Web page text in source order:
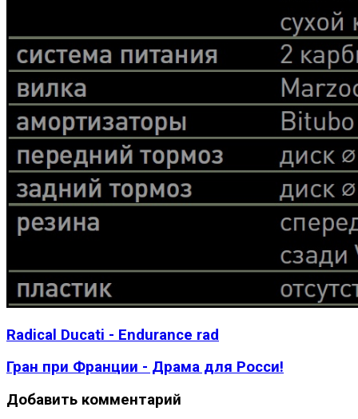
Radical Ducati - Endurance rad
Гран при Франции - Драма для Росси!
Добавить комментарий